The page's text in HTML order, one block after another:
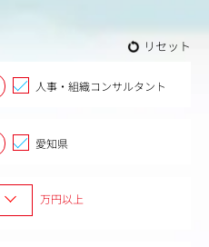
リセット
人事・組織コンサルタント
愛知県
万円以上